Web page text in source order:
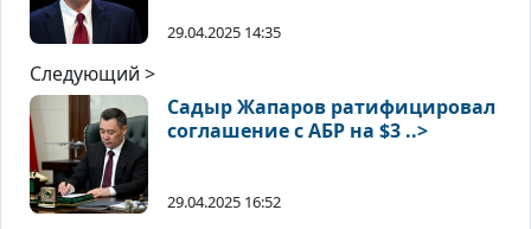
29.04.2025 14:35
Следующий >
Садыр Жапаров ратифицировал
соглашение с АБР на $3 ..>
29.04.2025 16:52